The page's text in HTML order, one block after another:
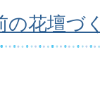
の花壇づ